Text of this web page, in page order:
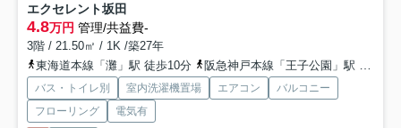
エクセレント坂田
4.8万円 管理/共益費-
3階 / 21.50㎡ / 1K /築27年
東海道本線「灘」駅 徒歩10分
阪急神戸本線「王子公園」駅 徒歩12分
バス・トイレ別 室内洗濯機置場 エアコン
バルコニー
フローリング
電気有